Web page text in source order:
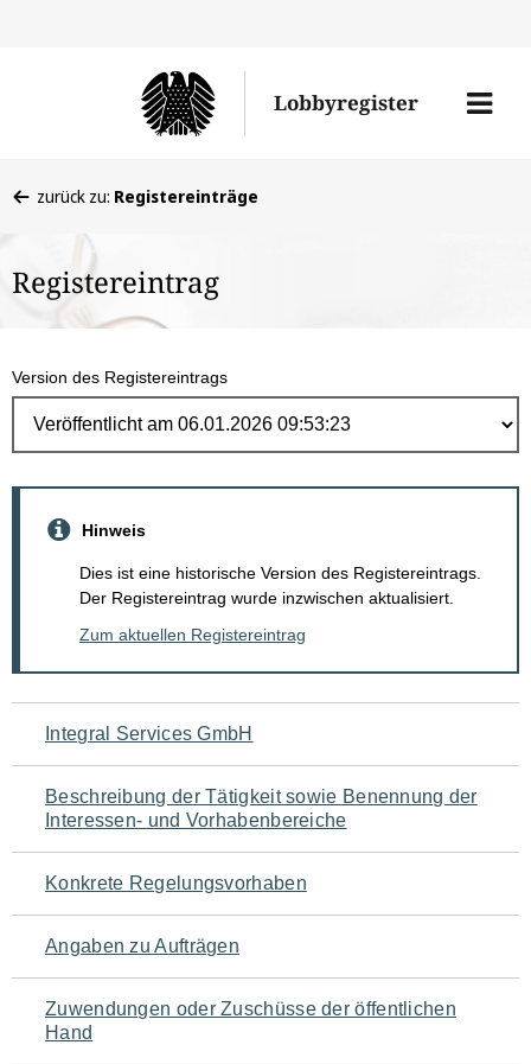
Lobbyregister
Menü
befinden
hier:
zurück zu: Registereinträge
Registereintrag
Version des Registereintrags
Hinweis
Dies ist eine historische Version des Registereintrags.
Der Registereintrag wurde inzwischen aktualisiert.
Zum aktuellen Registereintrag
Navigation
für
den
Seiteninhalt
Integral Services GmbH
Beschreibung der Tätigkeit sowie Benennung der
Interessen- und Vorhabenbereiche
Konkrete Regelungsvorhaben
Angaben zu Aufträgen
Zuwendungen oder Zuschüsse der öffentlichen
Hand